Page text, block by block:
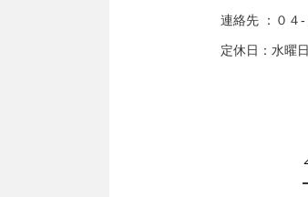
連絡先 ：０４
定休日：水曜